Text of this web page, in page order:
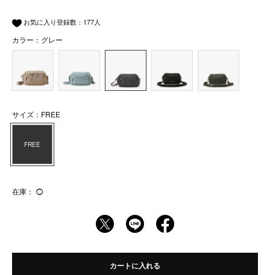
お気に入り登録数： 177人
カラー：グレー
サイズ：FREE
FREE
在庫： ◯
カートに入れる